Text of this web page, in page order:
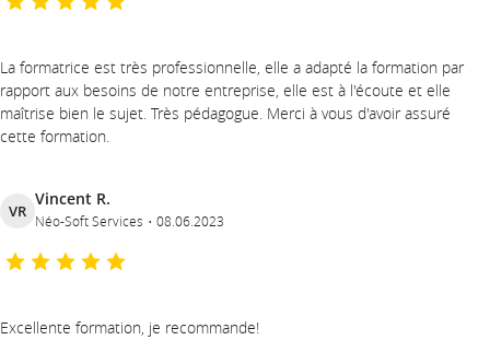
La formatrice est très professionnelle, elle a adapté la formation par
rapport aux besoins de notre entreprise, elle est à l'écoute et elle
maîtrise bien le sujet. Très pédagogue. Merci à vous d'avoir assuré
cette formation.
VR
Vincent R.
Néo-Soft Services 08.06.2023
Excellente formation, je recommande!